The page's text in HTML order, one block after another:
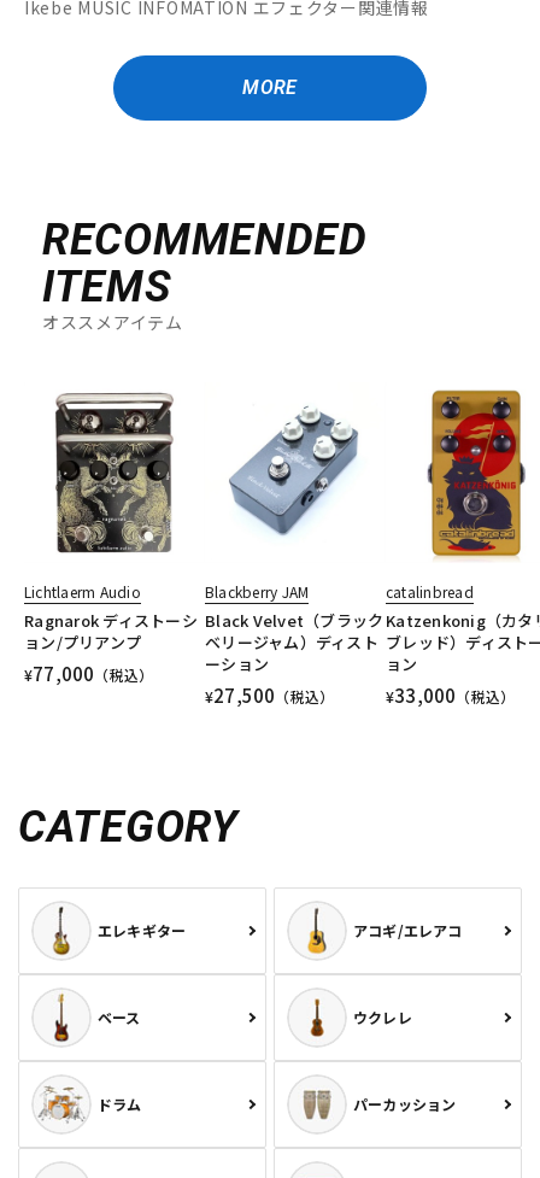
Ikebe MUSIC INFOMATION エフェクター関連情報
MORE
RECOMMENDED
ITEMS
オススメアイテム
Lichtlaerm Audio
Ragnarok ディストーシ
ョン/プリアンプ
¥77,000 （税込）
Blackberry JAM
Black Velvet（ブラック
ベリージャム）ディスト
ーション
¥27,500 （税込）
catalinbread
Katzenkonig（カタ
ブレッド）ディスト
ョン
¥33,000 （税込）
CATEGORY
エレキギター アコギ/エレアコ
ベース ウクレレ
ドラム パーカッション